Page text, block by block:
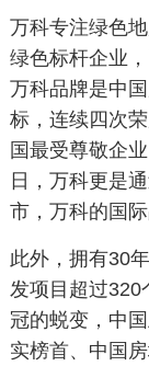
万科专注绿色
绿色标杆企业
万科品牌是中
标，连续四次
国最受尊敬企
日，万科更是
市，万科的国
此外，拥有30
发项目超过320
冠的蜕变，中
实榜首、中国